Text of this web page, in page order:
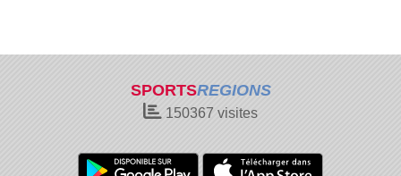
SPORTSREGIONS
150367 visites